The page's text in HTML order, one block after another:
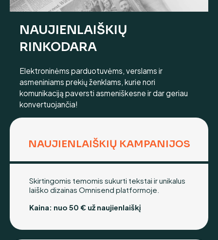
NAUJIENLAIŠKIŲ
RINKODARA
Elektroninėms parduotuvėms, verslams ir
asmeniniams prekių ženklams, kurie nori
komunikaciją paversti asmeniškesne ir dar geriau
konvertuojančia!
NAUJIENLAIŠKIŲ KAMPANIJOS
Skirtingomis temomis sukurti tekstai ir unikalus
laiško dizainas Omnisend platformoje.
Kaina: nuo 50 € už naujienlaiškį